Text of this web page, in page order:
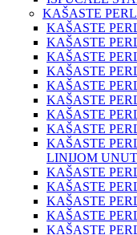
KAŠASTE
KAŠASTE
KAŠASTE
KAŠASTE
KAŠASTE
KAŠASTE
KAŠASTE
KAŠASTE
KAŠASTE
KAŠASTE
LINIJOM
KAŠASTE
KAŠASTE
KAŠASTE
KAŠASTE
KAŠASTE